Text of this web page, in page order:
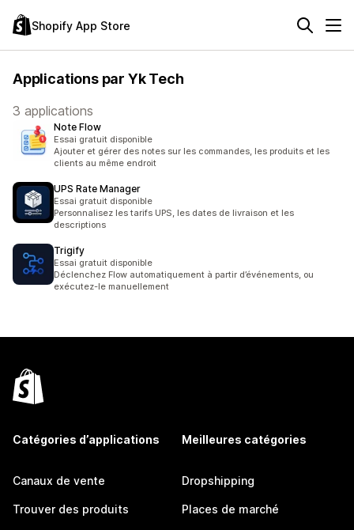
Shopify App Store
Applications par Yk Tech
3 applications
Note Flow
Essai gratuit disponible
Ajouter et gérer des notes sur les commandes, les produits et les
clients au même endroit
UPS Rate Manager
Essai gratuit disponible
Personnalisez les tarifs UPS, les dates de livraison et les
descriptions
Trigify
Essai gratuit disponible
Déclenchez Flow automatiquement à partir d’événements, ou
exécutez-le manuellement
Catégories d’applications
Canaux de vente
Trouver des produits
Meilleures catégories
Dropshipping
Places de marché